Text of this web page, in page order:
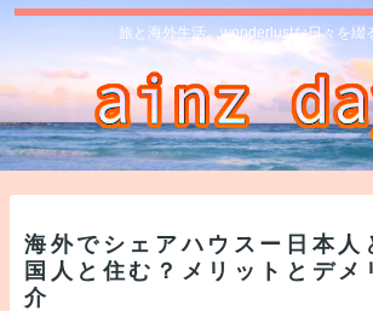
旅と海外生活、wonderlustな日々を綴
海外でシェアハウスー日本人
国人と住む？メリットとデメ
介